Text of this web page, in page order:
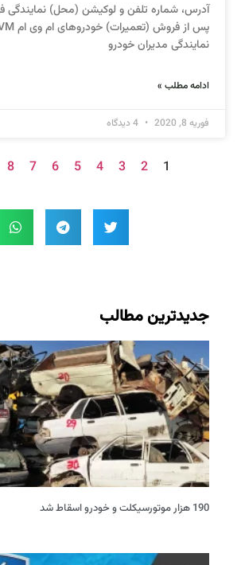
آدرس، شماره تلفن و لوکیشن (محل)
نمایندگی مدیران خودرو
ادامه مطلب »
فوریه 8, 2020
1
2
3
4
5
6
7
8
جدیدترین مطالب
190 هزار موتورسیکلت و خودرو اسقاط شد